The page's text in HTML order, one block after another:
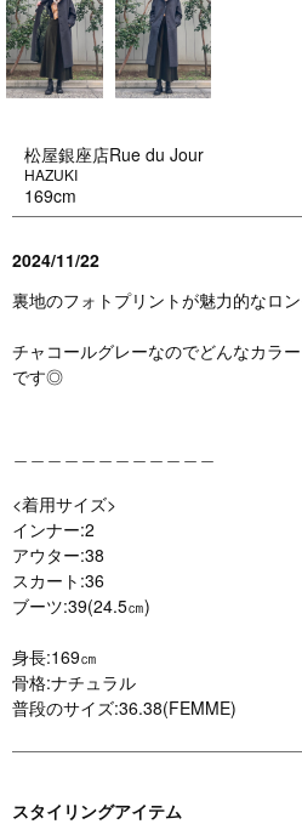
松屋銀座店Rue du Jour
HAZUKI
169cm
2024/11/22
裏地のフォトプリントが魅力的なロン
チャコールグレーなのでどんなカラ
です◎
<着用サイズ>
インナー:2
アウター:38
スカート:36
ブーツ:39(24.5㎝)
身長:169㎝
骨格:ナチュラル
普段のサイズ:36.38(FEMME)
スタイリングアイテム